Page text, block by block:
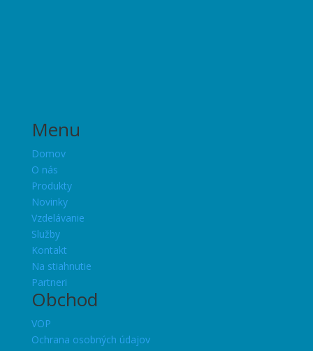
Menu
Domov
O nás
Produkty
Novinky
Vzdelávanie
Služby
Kontakt
Na stiahnutie
Partneri
Obchod
VOP
Ochrana osobných údajov